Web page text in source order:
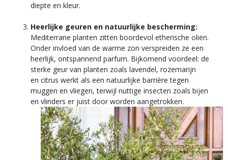
diepte en kleur.
Heerlijke geuren en natuurlijke bescherming:
Mediterrane planten zitten boordevol etherische oliën.
Onder invloed van de warme zon verspreiden ze een
heerlijk, ontspannend parfum. Bijkomend voordeel: de
sterke geur van planten zoals lavendel, rozemarijn
en citrus werkt als een natuurlijke barrière tegen
muggen en vliegen, terwijl nuttige insecten zoals bijen
en vlinders er juist door worden aangetrokken.